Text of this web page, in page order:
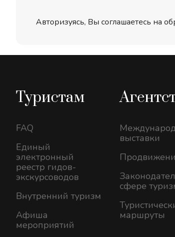
Авторизуясь, Вы соглашаетесь на
Туристам
FAQ
Единый
электронный
реестр гидов-
экскурсоводов
Внутренний туризм
Афиша
мероприятий
выставки
сфере
маршруты